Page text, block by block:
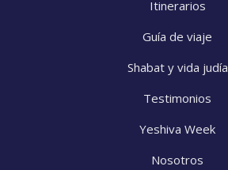
Itinerarios
Guía de viaje
Shabat y vida judía
Testimonios
Yeshiva Week
Nosotros